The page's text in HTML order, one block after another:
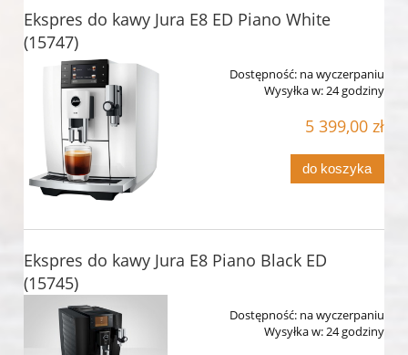
Ekspres do kawy Jura E8 ED Piano White
(15747)
Dostępność: na wyczerpaniu
Wysyłka w: 24 godziny
5 399,00 zł
do koszyka
Ekspres do kawy Jura E8 Piano Black ED
(15745)
Dostępność: na wyczerpaniu
Wysyłka w:24 godziny